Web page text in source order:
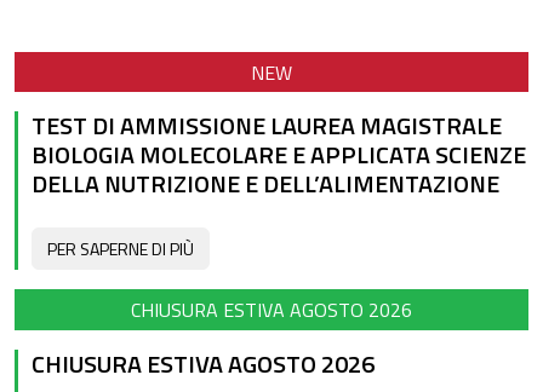
NEW
TEST DI AMMISSIONE LAUREA MAGISTRALE
BIOLOGIA MOLECOLARE E APPLICATA SCIENZE
DELLA NUTRIZIONE E DELL’ALIMENTAZIONE
PER SAPERNE DI PIÙ
CHIUSURA ESTIVA AGOSTO 2026
CHIUSURA ESTIVA AGOSTO 2026